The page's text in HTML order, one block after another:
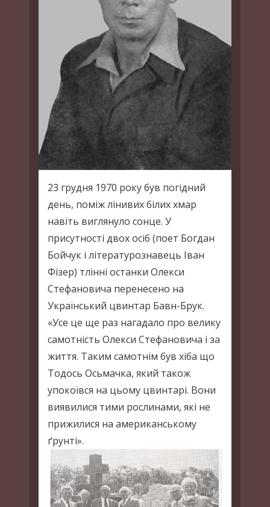
23 грудня 1970 року був погідний
день, поміж лінивих білих хмар
навіть виглянуло сонце. У
присутності двох осіб (поет Богдан
Бойчук і літературознавець Іван
Фізер) тлінні останки Олекси
Стефановича перенесено на
Український цвинтар Бавн-Брук.
«Усе це ще раз нагадало про велику
самотність Олекси Стефановича і за
життя. Таким самотнім був хіба що
Тодось Осьмачка, який також
упокоївся на цьому цвинтарі. Вони
виявилися тими рослинами, які не
прижилися на американському
ґрунті».